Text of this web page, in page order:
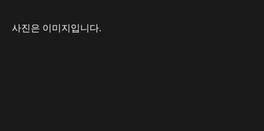
사진은 이미지입니다.